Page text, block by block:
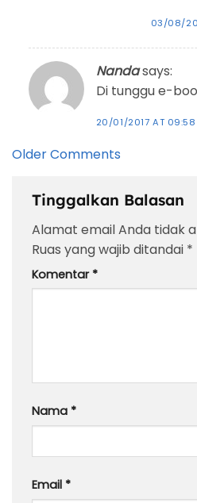
03/08/
Nandasays:
Di tunggu e-
20/01/2017 AT 09:58
Comment
Older Comments
Tinggalkan Balasan
Alamat email Anda tidak
Ruas yang wajib ditandai *
Komentar *
Nama *
Email *